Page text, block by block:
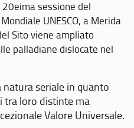
sessione del
UNESCO, a Merida
Sito viene ampliato
palladiane dislocate nel
seriale in quanto
tra loro distinte ma
Valore Universale.